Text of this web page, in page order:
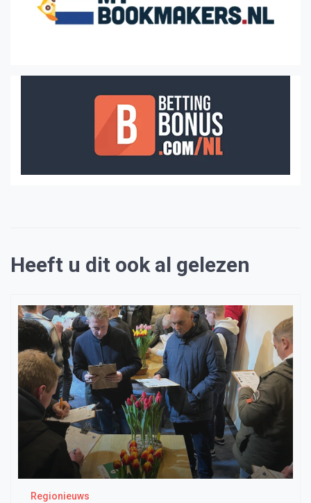
Heeft u dit ook al gelezen
Regionieuws